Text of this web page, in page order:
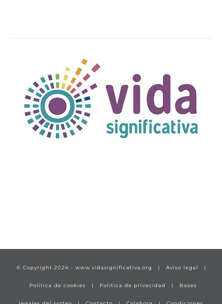
© Copyright 2024 - www.vidasignificativa.org | Aviso legal |
Política de cookies | Política de privacidad | Bases